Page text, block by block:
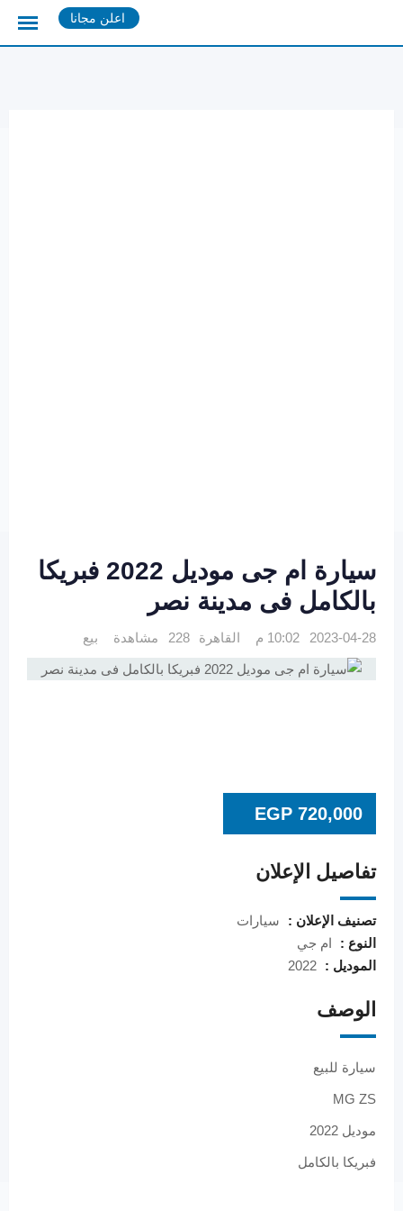
اعلن مجانا
سيارة ام جى موديل 2022 فبريكا
بالكامل فى مدينة نصر
2023-04-28 10:02 م القاهرة 228 مشاهدة بيع
EGP 720,000
تفاصيل الإعلان
تصنيف الإعلان :
سيارات
النوع :
ام جي
الموديل : 2022
الوصف
سيارة للبيع
MG ZS
موديل 2022
فبريكا بالكامل